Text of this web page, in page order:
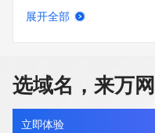
2000.hk
最近查询
展开全部
选域名，来万网
立即体验